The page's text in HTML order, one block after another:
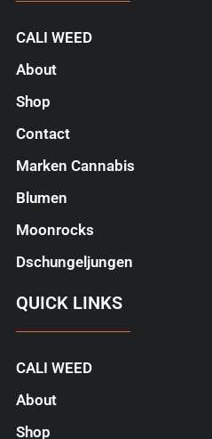
CALI WEED
About
Shop
Contact
Marken Cannabis
Blumen
Moonrocks
Dschungeljungen
QUICK LINKS
CALI WEED
About
Shop